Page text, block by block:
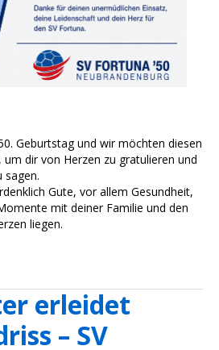
Geburtstag und wir möchten diesen
dir von Herzen zu gratulieren und
sagen.
Gute, vor allem Gesundheit,
mit deiner Familie und den
liegen.
erleidet
– SV